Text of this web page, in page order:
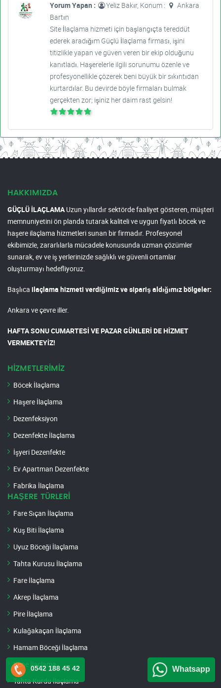
Yorum Yapan : Yeliz Bakır, Konum :
Ankara
Bartın
Site İlaçlama hizmeti için başlangıçta tereddüt
ederek aradığım Güçlü İlaçlama firması, işini
titizlikle yapan ve güven veren bir ekip olduğunu
kanıtladı. Haşerelerle ilgili sorunumu özenle ve
profesyonellikle çözerek beni büyük bir sıkıntıdan
kurtardılar. Bu devirde böyle firmaları bulmak
gerçekten zor; işiniz her daim rast gelsin!
HAKKIMIZDA
GÜÇLÜ İLAÇLAMAUzun yıllardır sektörde faaliyet gösteren, müşteri
memnuniyetini ön planda tutarak kaliteli ve uygun fiyatlı böcek ve
haşere ilaçlama hizmetleri sunan bir firmadır. Profesyonel
ekibimizle, zararlılarla mücadele konusunda uzman çözümler
sunarak, ev ve iş yerlerinizde sağlıklı ve güvenli ortamlar
oluşturmayı hedefliyoruz.
Başlıca ilaçlama hizmeti verdiğimiz ve sipariş aldığımız bölgeler:
Ankara ve çevre iller.
HAFTA SONU CUMARTESİ VE PAZAR GÜNLERİ DE HİZMET
VERMEKTEYİZ!
HİZMETLERİMİZ
Böcek İlaçlama
Haşere İlaçlama
Dezenfeksiyon
Dezenfekte İlaçlama
İşyeri Dezenfekte
Ev Apartman Dezenfekte
Fabrika İlaçlama
HAŞERE TÜRLERİ
Fare Sıçan İlaçlama
Kuş Biti İlaçlama
Uyuz Böceği İlaçlama
Tahta Kurusu İlaçlama
Fare İlaçlama
Akrep İlaçlama
Pire İlaçlama
Kulağakaçan İlaçlama
Hamam Böceği İlaçlama
Kene İlaçlama
Tahta Kurdu İlaçlama
0542 188 45 42 Whatsapp